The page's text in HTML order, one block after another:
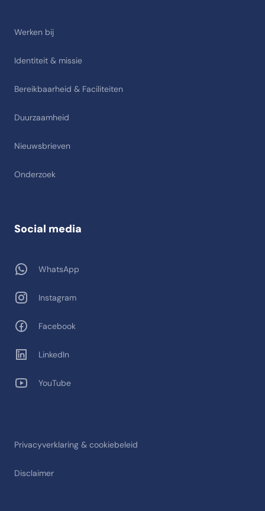
Werken bij
Identiteit & missie
Bereikbaarheid & Faciliteiten
Duurzaamheid
Nieuwsbrieven
Onderzoek
Privacyverklaring & cookiebeleid
Disclaimer
Social media
WhatsApp
Instagram
Facebook
LinkedIn
YouTube